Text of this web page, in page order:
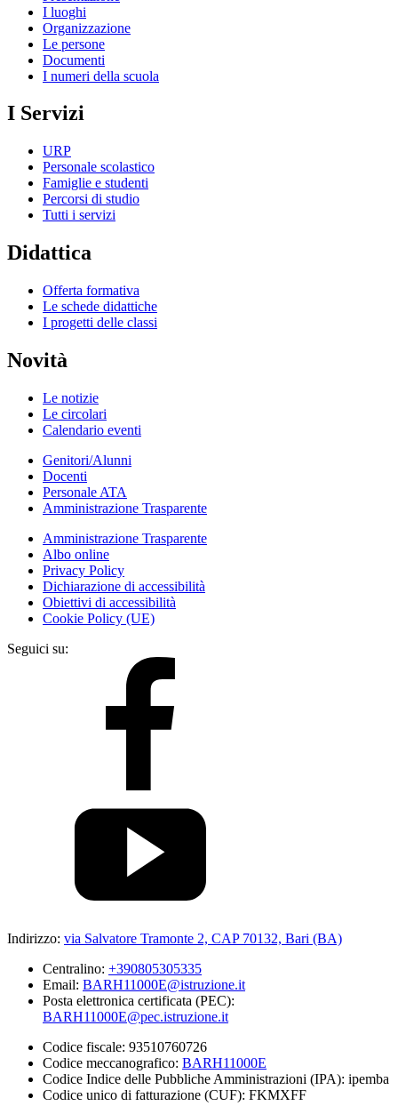
I luoghi
Organizzazione
Le persone
Documenti
I numeri della scuola
I Servizi
URP
Personale scolastico
Famiglie e studenti
Percorsi di studio
Tutti i servizi
Didattica
Offerta formativa
Le schede didattiche
I progetti delle classi
Novità
Le notizie
Le circolari
Calendario eventi
Genitori/Alunni
Docenti
Personale ATA
Amministrazione Trasparente
Amministrazione Trasparente
Albo online
Privacy Policy
Dichiarazione di accessibilità
Obiettivi di accessibilità
Cookie Policy (UE)
Seguici su:
Indirizzo: via Salvatore Tramonte 2, CAP 70132, Bari (BA)
Centralino: +390805305335
Email: BARH11000E@istruzione.it
Posta elettronica certificata (PEC):
BARH11000E@pec.istruzione.it
Codice fiscale: 93510760726
Codice meccanografico: BARH11000E
Codice Indice delle Pubbliche Amministrazioni (IPA): ipemba
Codice unico di fatturazione (CUF): FKMXFF